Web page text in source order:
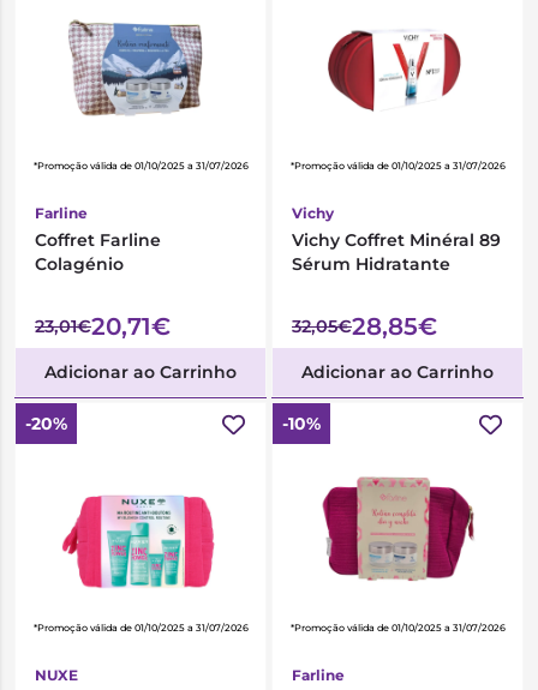
*Promoção válida de 01/10/2025 a 31/07/2026
Farline
Coffret Farline
Colagénio
23,01€20,71€
Adicionar ao Carrinho
*Promoção válida de 01/10/2025 a 31/07/2026
Vichy
Vichy Coffret Minéral 89
Sérum Hidratante
32,05€28,85€
Adicionar ao Carrinho
-20%
*Promoção válida de 01/10/2025 a 31/07/2026
NUXE
-10%
*Promoção válida de 01/10/2025 a 31/07/2026
Farline